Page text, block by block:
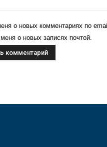
о новых комментариях по
о новых записях почтой.